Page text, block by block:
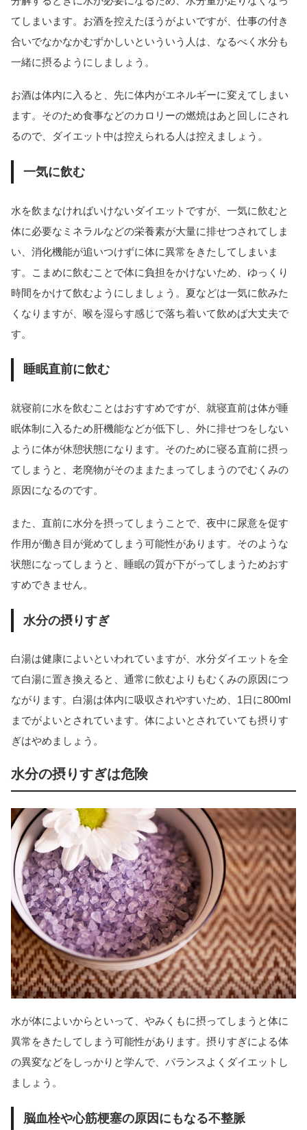
てしまいます。お酒を控えたほうがよいですが、仕事の付き
合いでなかなかむずかしいといういう人は、なるべく水分も
一緒に摂るようにしましょう。
お酒は体内に入ると、先に体内がエネルギーに変えてしまい
ます。そのため食事などのカロリーの燃焼はあと回しにされ
るので、ダイエット中は控えられる人は控えましょう。
一気に飲む
水を飲まなければいけないダイエットですが、一気に飲むと
体に必要なミネラルなどの栄養素が大量に排せつされてしま
い、消化機能が追いつけずに体に異常をきたしてしまいま
す。こまめに飲むことで体に負担をかけないため、ゆっくり
時間をかけて飲むようにしましょう。夏などは一気に飲みた
くなりますが、喉を湿らす感じで落ち着いて飲めば大丈夫で
す。
睡眠直前に飲む
就寝前に水を飲むことはおすすめですが、就寝直前は体が睡
眠体制に入るため肝機能などが低下し、外に排せつをしない
ように体が休憩状態になります。そのために寝る直前に摂っ
てしまうと、老廃物がそのままたまってしまうのでむくみの
原因になるのです。
また、直前に水分を摂ってしまうことで、夜中に尿意を促す
作用が働き目が覚めてしまう可能性があります。そのような
状態になってしまうと、睡眠の質が下がってしまうためおす
すめできません。
水分の摂りすぎ
白湯は健康によいといわれていますが、水分ダイエットを全
て白湯に置き換えると、通常に飲むよりもむくみの原因につ
ながります。白湯は体内に吸収されやすいため、1日に800ml
までがよいとされています。体によいとされていても摂りす
ぎはやめましょう。
水分の摂りすぎは危険
水が体によいからといって、やみくもに摂ってしまうと体に
異常をきたしてしまう可能性があります。摂りすぎによる体
の異変などをしっかりと学んで、バランスよくダイエットし
ましょう。
脳血栓や心筋梗塞の原因にもなる不整脈